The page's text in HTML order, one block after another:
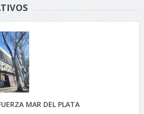
MAR DEL PLATA